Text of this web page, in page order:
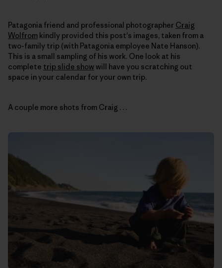
Patagonia friend and professional photographer Craig
Wolfrom kindly provided this post's images, taken from a
two-family trip (with Patagonia employee Nate Hanson).
This is a small sampling of his work. One look at his
complete trip slide show will have you scratching out
space in your calendar for your own trip.
A couple more shots from Craig . . .